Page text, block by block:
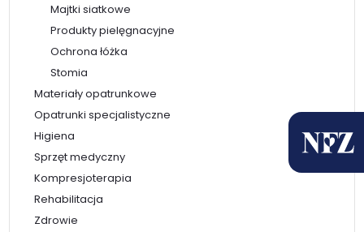
Majtki siatkowe
Produkty pielęgnacyjne
Ochrona łóżka
Stomia
Materiały opatrunkowe
Opatrunki specjalistyczne
Higiena
Sprzęt medyczny
Kompresjoterapia
Rehabilitacja
Zdrowie